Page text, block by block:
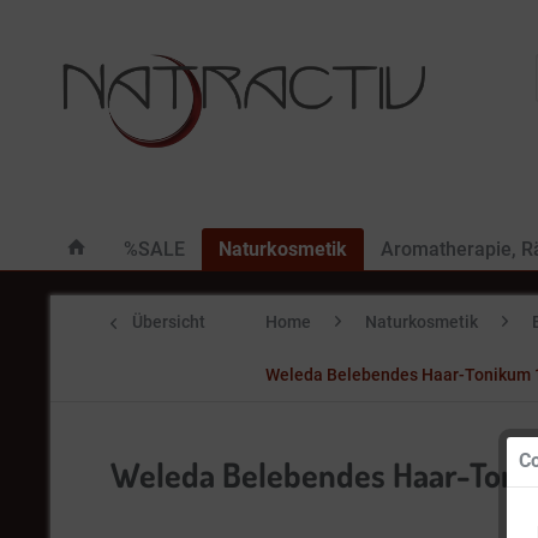
%SALE Naturkosmetik Aromatherapie,
Übersicht Home Naturkosmetik
Weleda Belebendes Haar-Tonikum
Weleda Belebendes Haar-